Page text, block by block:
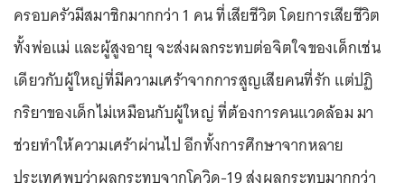
ครอบครัวมีสมาชิกมากกว่า 1 คน ที่เสียชีวิต โดยการเสียชีวิต
ทั้งพ่อแม่ และผู้สูงอายุ จะส่งผลกระทบต่อจิตใจของเด็กเช่น
เดียวกับผู้ใหญ่ที่มีความเศร้าจากการสูญเสียคนที่รัก แต่ปฏิ
กริยาของเด็กไม่เหมือนกับผู้ใหญ่ ที่ต้องการคนแวดล้อม มา
ช่วยทำให้ความเศร้าผ่านไป อีกทั้งการศึกษาจากหลาย
ประเทศพบว่าผลกระทบจากโควิด-19 ส่งผลกระทบมากกว่า